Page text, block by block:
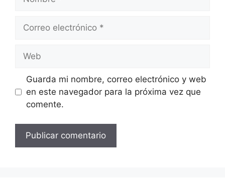
Correo
Web
Guarda mi nombre, correo electrónico y web
en este navegador para la próxima vez que
comente.